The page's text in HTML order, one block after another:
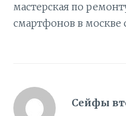
мастерская по
смартфонов в москве
Сейфы